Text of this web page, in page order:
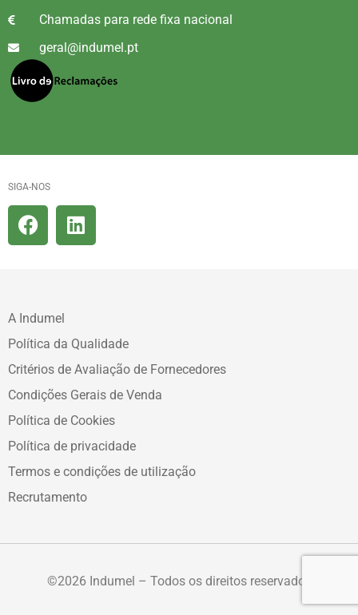
Chamadas para rede fixa nacional
geral@indumel.pt
SIGA-NOS
A Indumel
Política da Qualidade
Critérios de Avaliação de Fornecedores
Condições Gerais de Venda
Política de Cookies
Política de privacidade
Termos e condições de utilização
Recrutamento
©2026 Indumel – Todos os direitos reservados